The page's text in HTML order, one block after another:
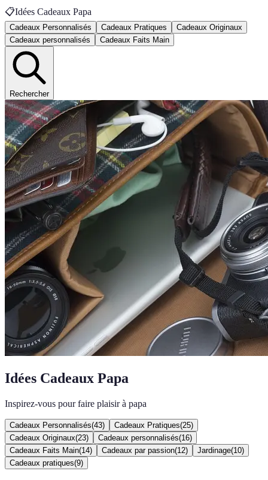
📋Idées Cadeaux Papa
Cadeaux Personnalisés Cadeaux Pratiques
Cadeaux Originaux
Cadeaux personnalisés
Cadeaux Faits Main
Rechercher
Idées Cadeaux Papa
Inspirez-vous pour faire plaisir à papa
Cadeaux Personnalisés(43) Cadeaux Pratiques(25)
Cadeaux Originaux(23) Cadeaux personnalisés(16)
Cadeaux Faits Main(14) Cadeaux par passion(12) Jardinage(10)
Cadeaux pratiques(9)